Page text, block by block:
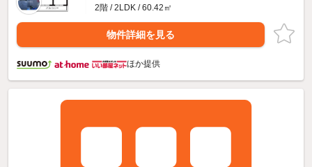
2階 / 2LDK / 60.42㎡
物件詳細を見る
ほか提供